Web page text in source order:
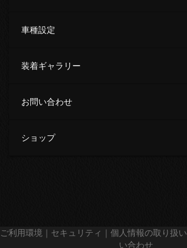
車種設定
装着ギャラリー
お問い合わせ
ショップ
ご利用環境 ｜ セキュリティ ｜ 個人情報の取り扱い
い合わせ